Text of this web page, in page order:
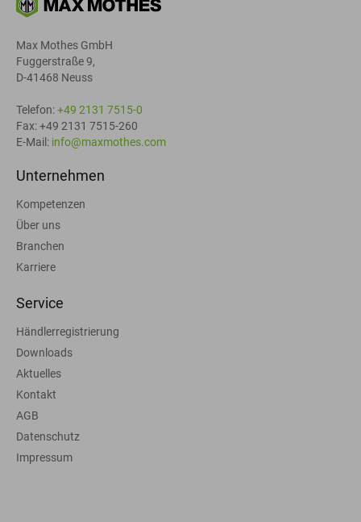
Max Mothes GmbH
Fuggerstraße 9,
D-41468 Neuss
Telefon:+49 2131 7515-0
Fax: +49 2131 7515-260
E-Mail: info@maxmothes.com
Unternehmen
Kompetenzen
Über uns
Branchen
Karriere
Service
Händlerregistrierung
Downloads
Aktuelles
Kontakt
AGB
Datenschutz
Impressum